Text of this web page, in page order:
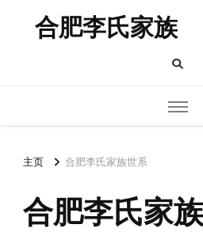
合肥李氏家族
主页 合肥李氏家族世系
合肥李氏家